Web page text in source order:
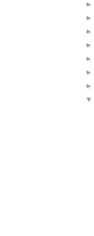
►
►
►
►
►
►
►
▼